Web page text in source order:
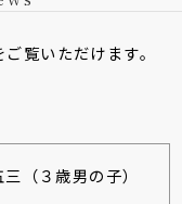
覧いただけます。
（３歳男の子）